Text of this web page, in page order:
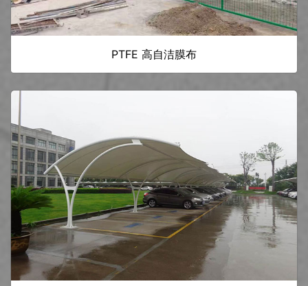
PTFE 高自洁膜布